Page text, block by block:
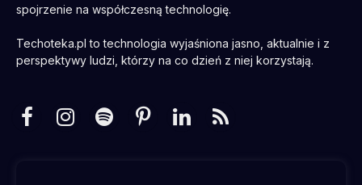
spojrzenie na współczesną technologię.
Techoteka.pl to technologia wyjaśniona jasno, aktualnie i z
perspektywy ludzi, którzy na co dzień z niej korzystają.
FacebookInstagramSpotifyPinterestLinkedInRSS